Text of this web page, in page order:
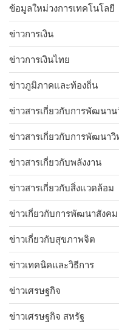
ข้อมูลใหม่วงการเทคโนโลยี
ข่าวการเงิน
ข่าวการเงินไทย
ข่าวภูมิภาคและท้องถิ่น
ข่าวสารเกี่ยวกับการพัฒนา
ข่าวสารเกี่ยวกับการพัฒนา
ข่าวสารเกี่ยวกับพลังงาน
ข่าวสารเกี่ยวกับสิ่งแวดล้อม
ข่าวเกี่ยวกับการพัฒนาสังคม
ข่าวเกี่ยวกับสุขภาพจิต
ข่าวเทคนิคและวิธีการ
ข่าวเศรษฐกิจ
ข่าวเศรษฐกิจ สหรัฐ